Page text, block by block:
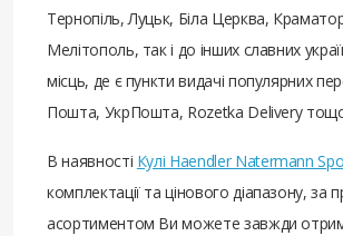
Тернопіль, Луцьк, Біла Церква,
Мелітополь, так і до інших славних
місць, де є пункти видачі популярних
Пошта, УкрПошта, Rozetka Delivery
В наявності Кулі Haendler Natermann
комплектації та цінового діапазону, за
асортиментом Ви можете завжди